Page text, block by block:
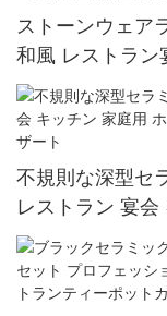
ストーンウェア
和風 レストラン
器
不規則な深型セ
レストラン 宴
器 ステーキ サ